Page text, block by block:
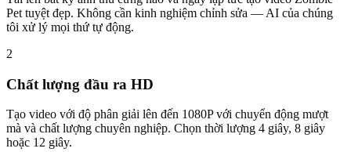
Pet tuyệt đẹp. Không cần kinh nghiệm chỉnh sửa — AI của chúng
tôi xử lý mọi thứ tự động.
2
Chất lượng đầu ra HD
Tạo video với độ phân giải lên đến 1080P với chuyển động mượt
mà và chất lượng chuyên nghiệp. Chọn thời lượng 4 giây, 8 giây
hoặc 12 giây.